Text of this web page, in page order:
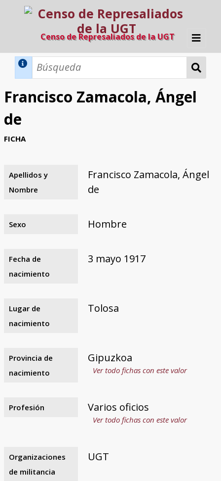
Censo de Represaliados de la UGT
Inicio
Francisco Zamacola, Ángel
de
FICHA
Apellidos y
Nombre
Francisco Zamacola, Ángel
de
Sexo Hombre
Fecha de
nacimiento
3 mayo 1917
Lugar de
nacimiento
Tolosa
Provincia de
nacimiento
Gipuzkoa
Ver todo fichas con este valor
Profesión Varios oficios
Ver todo fichas con este valor
Organizaciones
de militancia
UGT